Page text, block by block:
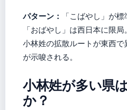
パターン：
「こばやし」が標
「おばやし」は西日本に限局
小林姓の拡散ルートが東西で
が示唆される。
小林姓が多い県
か？